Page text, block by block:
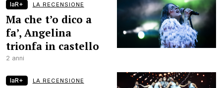
laR+ LA RECENSIONE
Ma che t’o dico a
fa’, Angelina
trionfa in castello
2 anni
laR+ LA RECENSIONE